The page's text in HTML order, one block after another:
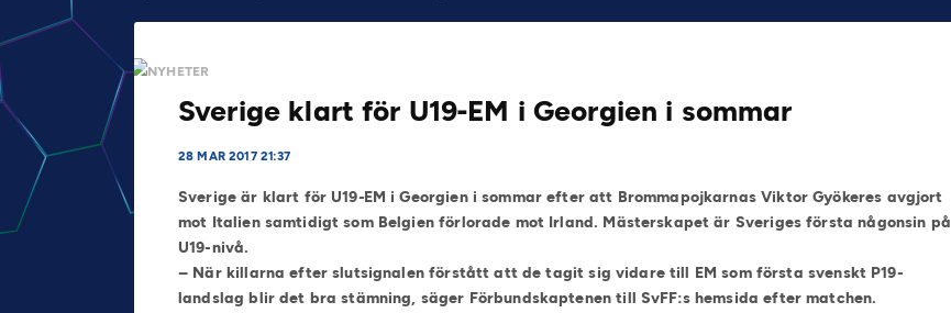
NYHETER
Sverige klart för U19-EM i Georgien i sommar
28 MAR 2017 21:37
Sverige är klart för U19-EM i Georgien i sommar efter att Brommapojkarnas Viktor Gyökeres avgjort
mot Italien samtidigt som Belgien förlorade mot Irland. Mästerskapet är Sveriges första någonsin på
U19-nivå.
– När killarna efter slutsignalen förstått att de tagit sig vidare till EM som första svenskt P19-
landslag blir det bra stämning, säger Förbundskaptenen till SvFF:s hemsida efter matchen.